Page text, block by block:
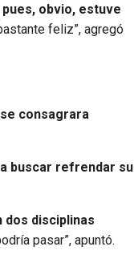
pues, obvio, estuve
feliz”, agregó
consagrara
buscar refrendar su
dos disciplinas
pasar”, apuntó.